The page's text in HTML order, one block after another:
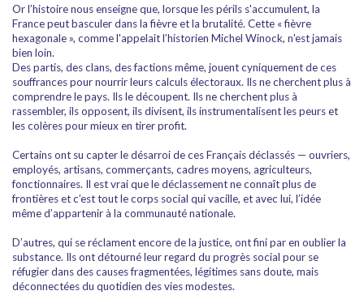
Or l’histoire nous enseigne que, lorsque les périls s'accumulent, la
France peut basculer dans la fièvre et la brutalité. Cette « fièvre
hexagonale », comme l'appelait l’historien Michel Winock, n'est jamais
bien loin.
Des partis, des clans, des factions même, jouent cyniquement de ces
souffrances pour nourrir leurs calculs électoraux. Ils ne cherchent plus à
comprendre le pays. Ils le découpent. Ils ne cherchent plus à
rassembler, ils opposent, ils divisent, ils instrumentalisent les peurs et
les colères pour mieux en tirer profit.
Certains ont su capter le désarroi de ces Français déclassés — ouvriers,
employés, artisans, commerçants, cadres moyens, agriculteurs,
fonctionnaires. Il est vrai que le déclassement ne connaît plus de
frontières et c’est tout le corps social qui vacille, et avec lui, l’idée
même d’appartenir à la communauté nationale.
D’autres, qui se réclament encore de la justice, ont fini par en oublier la
substance. Ils ont détourné leur regard du progrès social pour se
réfugier dans des causes fragmentées, légitimes sans doute, mais
déconnectées du quotidien des vies modestes.